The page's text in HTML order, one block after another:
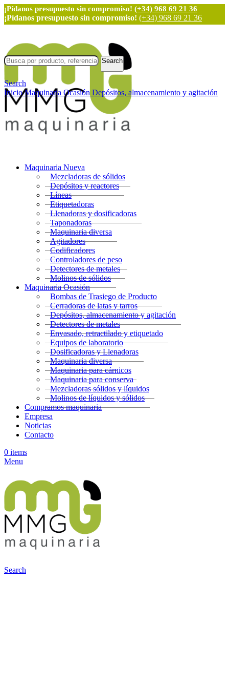
¡Pídanos presupuesto sin compromiso! (+34) 968 69 21 36
¡Pídanos presupuesto sin compromiso! (+34) 968 69 21 36
Maquinaria Nueva
Mezcladoras de sólidos
Depósitos y reactores
Líneas
Etiquetadoras
Llenadoras y dosificadoras
Taponadoras
Maquinaria diversa
Agitadores
Codificadores
Controladores de peso
Detectores de metales
Molinos de sólidos
Maquinaria Ocasión
Bombas de Trasiego de Producto
Cerradoras de latas y tarros
Depósitos, almacenamiento y agitación
Detectores de metales
Envasado, retractilado y etiquetado
Equipos de laboratorio
Dosificadoras y Llenadoras
Maquinaria diversa
Maquinaria para cárnicos
Maquinaria para conserva
Mezcladoras sólidos y líquidos
Molinos de líquidos y sólidos
Compramos maquinaria
Empresa
Noticias
Contacto
0 items
Menu
Search
Search
Search
InicioMaquinaria Ocasión Depósitos, almacenamiento y agitación